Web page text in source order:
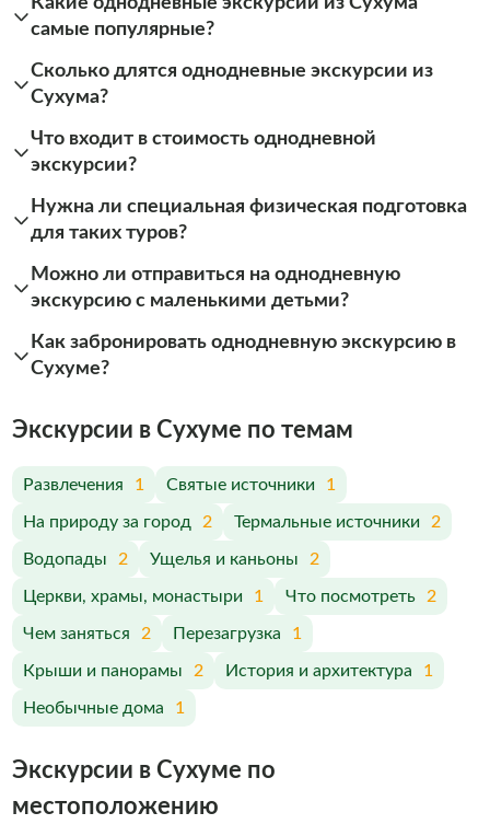
самые популярные?
Сколько длятся однодневные экскурсии из
Сухума?
Что входит в стоимость однодневной
экскурсии?
Нужна ли специальная физическая подготовка
для таких туров?
Можно ли отправиться на однодневную
экскурсию с маленькими детьми?
Как забронировать однодневную экскурсию в
Сухуме?
Экскурсии в Сухуме по темам
Развлечения 1 Святые источники 1
На природу за город 2 Термальные источники 2
Водопады 2 Ущелья и каньоны 2
Церкви, храмы, монастыри 1 Что посмотреть 2
Чем заняться 2 Перезагрузка 1
Крыши и панорамы 2 История и архитектура 1
Необычные дома 1
Экскурсии в Сухуме по
меcтоположению